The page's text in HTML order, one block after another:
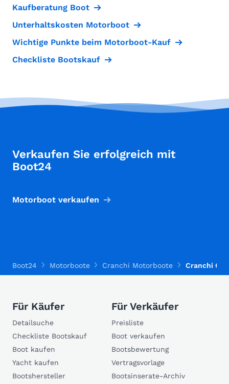
Kaufberatung Boot
Unterhaltskosten Motorboot
Wichtige Punkte beim Motorboot-Kauf
Checkliste Bootskauf
Verkaufen Sie erfolgreich mit
Boot24
Motorboot verkaufen
Boot24 Motorboote Cranchi Motorboote Cranchi
Für Käufer
Detailsuche
Checkliste Bootskauf
Boot kaufen
Yacht kaufen
Bootshersteller
Für Verkäufer
Preisliste
Boot verkaufen
Bootsbewertung
Vertragsvorlage
Bootsinserate-Archiv